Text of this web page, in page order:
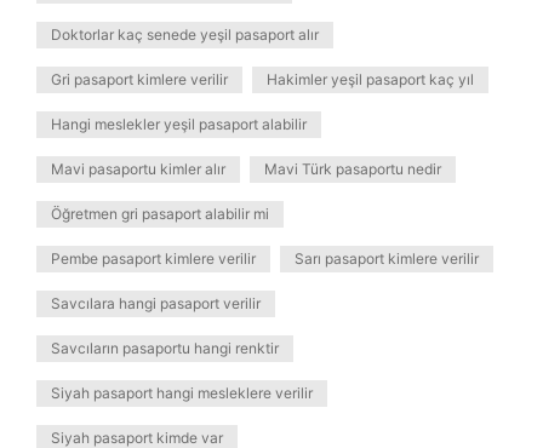
Doktorlar kaç senede yeşil pasaport alır
Gri pasaport kimlere verilir Hakimler yeşil pasaport kaç yıl
Hangi meslekler yeşil pasaport alabilir
Mavi pasaportu kimler alır Mavi Türk pasaportu nedir
Öğretmen gri pasaport alabilir mi
Pembe pasaport kimlere verilir Sarı pasaport kimlere verilir
Savcılara hangi pasaport verilir
Savcıların pasaportu hangi renktir
Siyah pasaport hangi mesleklere verilir
Siyah pasaport kimde var